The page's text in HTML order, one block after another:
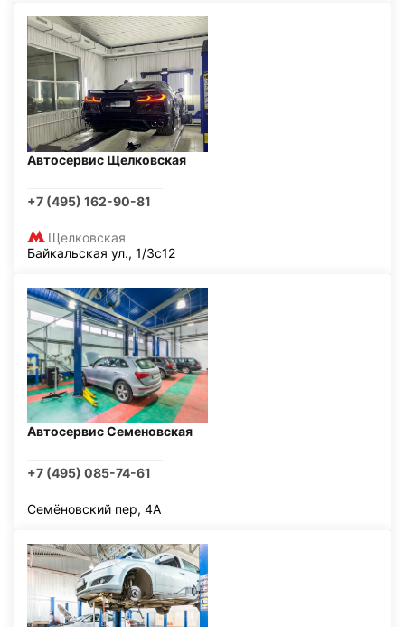
Автосервис Щелковская
+7 (495) 162-90-81
Щелковская
Байкальская ул., 1/3с12
Автосервис Семеновская
+7 (495) 085-74-61
Семёновский пер, 4А